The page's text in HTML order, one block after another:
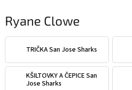
Ryane Clowe
TRIČKA San Jose Sharks
KŠILTOVKY A ČEPICE San
Jose Sharks